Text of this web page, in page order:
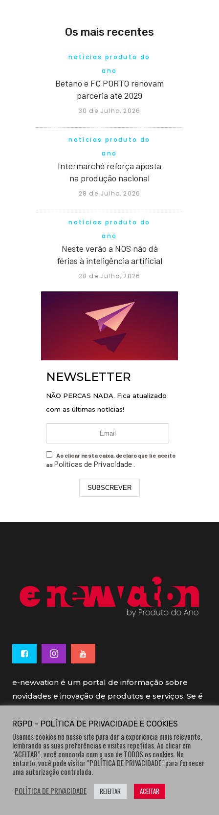
Os mais recentes
notícias produto do
ano
Betano e FC PORTO renovam
parceria até 2029
30 de Julho, 2026
notícias produto do
ano
Intermarché reforça aposta
na produção nacional
28 de Julho, 2026
notícias produto do
ano
Neste verão a NOS não dá
férias à inteligência artificial
20 de Julho, 2026
NEWSLETTER
NÃO PERCAS NADA. Fica atualizado
com as últimas notícias!
Ao clicar nesta caixa, declaro que li e aceito
as Políticas de Privacidade
SUBSCREVER
e-newvation é um portal de informação sobre
novidades e inovação de produtos e serviços. Se é
e-newvation tem o patrocínio do “Produto do
Ano”, o prémio de inovação atribuído por
consumidores.
RGPD - POLÍTICA DE PRIVACIDADE E COOKIES
Usamos cookies no nosso site para dar a experiência mais relevante,
lembrando as suas preferências e visitas repetidas. Ao clicar em
“ACEITAR”, você concorda com o uso de TODOS os cookies. No
entanto, você pode visitar "POLÍTICA DE PRIVACIDADE" para fornecer
uma autorização controlada.
POLÍTICA DE PRIVACIDADE
REJEITAR ACEITAR